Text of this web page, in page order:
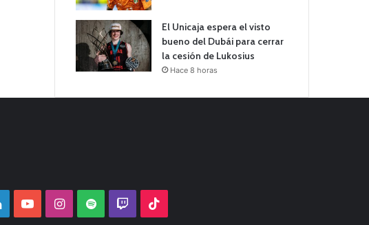
El Unicaja espera el visto
bueno del Dubái para cerrar
la cesión de Lukosius
Hace 8 horas
LinkedInYouTubeInstagram
Spotify Twitch